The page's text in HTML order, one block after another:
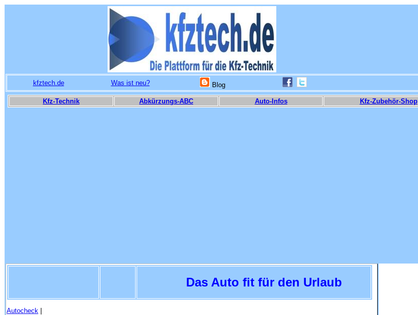
kfztech.de Was ist neu? Blog
Kfz-Technik Abkürzungs-ABC Auto-Infos Kfz-Zubehör-Shop
Das Auto fit für den Urlaub
Autocheck